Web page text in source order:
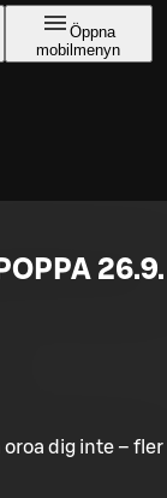
Öppna
mobilmenyn
26.9.
dig inte – fler